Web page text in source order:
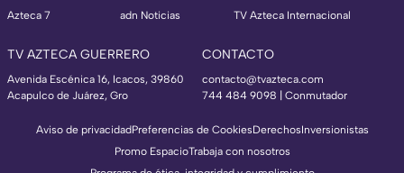
Azteca 7
adn Noticias
TV Azteca Internacional
TV AZTECA GUERRERO
Avenida Escénica 16, Icacos, 39860
Acapulco de Juárez, Gro
CONTACTO
contacto@tvazteca.com
744 484 9098 | Conmutador
Aviso de privacidadPreferencias de CookiesDerechosInversionistas
Promo EspacioTrabaja con nosotros